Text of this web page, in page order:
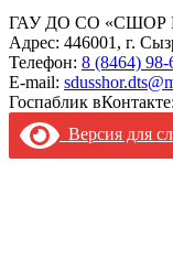
ГАУ ДО СО «СШОР
Адрес: 446001, г.
Телефон: 8 (8464) 98-
E-mail:
Госпаблик вКонтакте:
Версия для